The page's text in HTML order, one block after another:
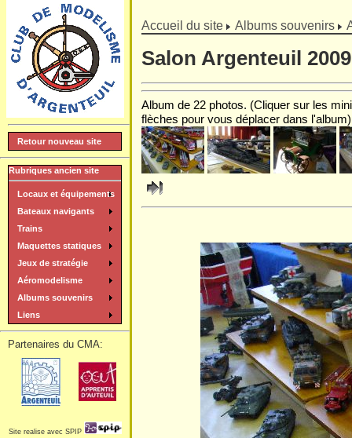
] Accueil du site Albums souvenirs
Salon Argenteuil
Album de 22 photos. (Cliquer sur les
flèches pour vous déplacer dans
Retour nouveau site
Rubriques ancien site
Locaux et équipements
Bateaux navigants
Trains
Maquettes statiques
Jeux de stratégie
Aéromodelisme
Albums souvenirs
Liens
Partenaires du CMA:
Site realise avec SPIP